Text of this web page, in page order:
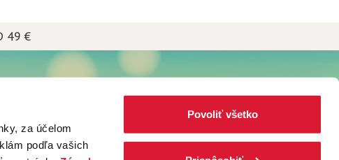
za účelom
podľa vašich
Povoliť všetko
49 €
Prihláste sa do Newslettera plného
a noviniek zo sveta Popradské!